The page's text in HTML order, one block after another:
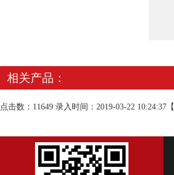
相关产品：
点击数：11649 录入时间：2019-03-22 10:24:37【